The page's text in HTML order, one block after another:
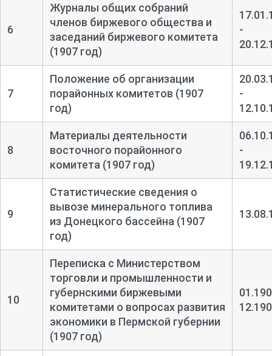
6
Журналы общих собраний
членов биржевого общества и
заседаний биржевого комитета
(1907 год)
-
7
Положение об организации
порайонных комитетов (1907
год)
-
8
Материалы деятельности
восточного порайонного
комитета (1907 год)
-
9
Статистические сведения о
вывозе минерального топлива
из Донецкого бассейна (1907
год)
10
Переписка с Министерством
торговли и промышленности и
губернскими биржевыми
комитетами о вопросах развития
экономики в Пермской губернии
(1907 год)